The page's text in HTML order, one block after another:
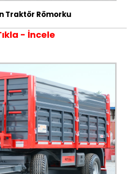
Traktör Römorku
- İncele